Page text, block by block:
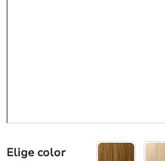
Elige color